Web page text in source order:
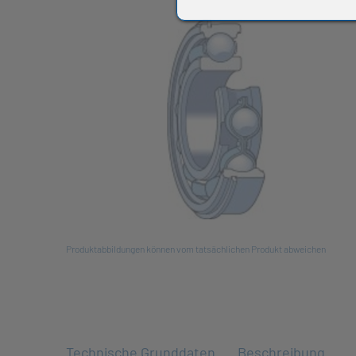
Produktabbildungen können vom tatsächlichen Produkt abweichen
Technische Grunddaten Beschreibung